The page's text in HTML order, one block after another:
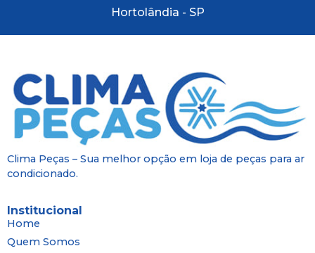
Hortolândia - SP
Clima Peças – Sua melhor opção em loja de peças para ar
condicionado.
Institucional
Home
Quem Somos